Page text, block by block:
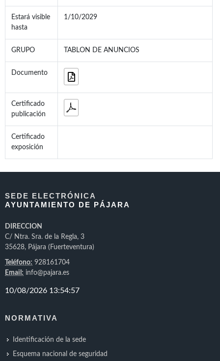
Estará visible
hasta
1/10/2029
GRUPO TABLON DE ANUNCIOS
Documento
Certificado
publicación
Certificado
exposición
SEDE ELECTRÓNICA
AYUNTAMIENTO DE PÁJARA
DIRECCION
C/ Ntra. Sra. de la Regla, 3
35628, Pájara (Fuerteventura)
Teléfono: 928161704
Email: info@pajara.es
NORMATIVA
Identificación de la sede
Esquema nacional de seguridad